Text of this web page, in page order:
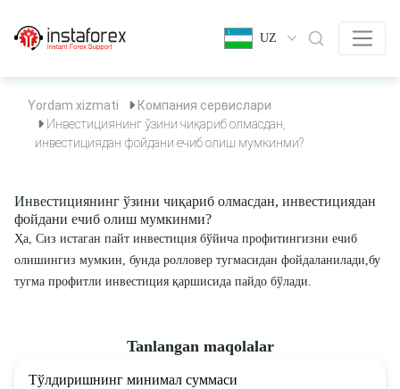
UZ
Yordam xizmati
Компания сервислари
Инвестициянинг ўзини чиқариб олмасдан,
инвестициядан фойдани ечиб олиш мумкинми?
Инвестициянинг ўзини чиқариб олмасдан, инвестициядан
фойдани ечиб олиш мумкинми?
Ҳа, Сиз истаган пайт инвестиция бўйича профитингизни ечиб
олишингиз мумкин, бунда ролловер тугмасидан фойдаланилади,бу
тугма профитли инвестиция қаршисида пайдо бўлади.
Tanlangan maqolalar
Тўлдиришнинг минимал суммаси